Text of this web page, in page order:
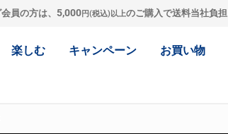
員の方は、 5,000円(税込)以上のご購入で送料当社負担
楽しむ キャンペーン お買い物